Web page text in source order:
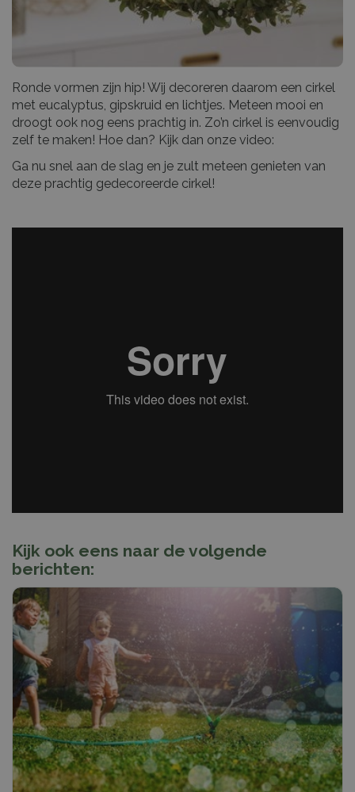
Ronde vormen zijn hip! Wij decoreren daarom een cirkel
met eucalyptus, gipskruid en lichtjes. Meteen mooi en
droogt ook nog eens prachtig in. Zo’n cirkel is eenvoudig
zelf te maken! Hoe dan? Kijk dan onze video:
Ga nu snel aan de slag en je zult meteen genieten van
deze prachtig gedecoreerde cirkel!
Kijk ook eens naar de volgende
berichten: